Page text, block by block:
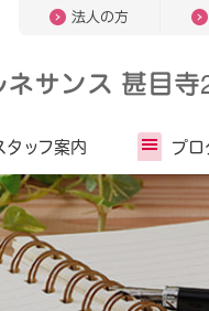
法人の方
サンス 甚目寺
タッフ案内 プロ